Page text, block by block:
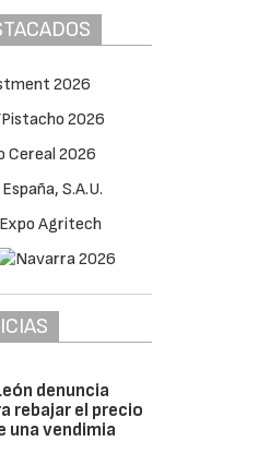
denuncia
rebajar el precio
una vendimia